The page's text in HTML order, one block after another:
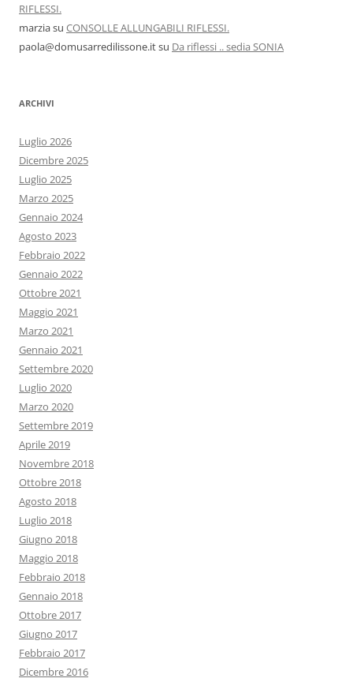
RIFLESSI.
marziasu CONSOLLE ALLUNGABILI RIFLESSI.
paola@domusarredilissone.itsu Da riflessi .. sedia SONIA
ARCHIVI
Luglio 2026
Dicembre 2025
Luglio 2025
Marzo 2025
Gennaio 2024
Agosto 2023
Febbraio 2022
Gennaio 2022
Ottobre 2021
Maggio 2021
Marzo 2021
Gennaio 2021
Settembre 2020
Luglio 2020
Marzo 2020
Settembre 2019
Aprile 2019
Novembre 2018
Ottobre 2018
Agosto 2018
Luglio 2018
Giugno 2018
Maggio 2018
Febbraio 2018
Gennaio 2018
Ottobre 2017
Giugno 2017
Febbraio 2017
Dicembre 2016